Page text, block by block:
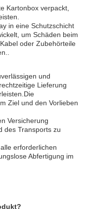
Kartonbox verpackt,
in eine Schutzschicht
um Schäden beim
oder Zubehörteile
und
Lieferung
Ziel und den Vorlieben
Versicherung
des Transports zu
erforderlichen
Abfertigung im